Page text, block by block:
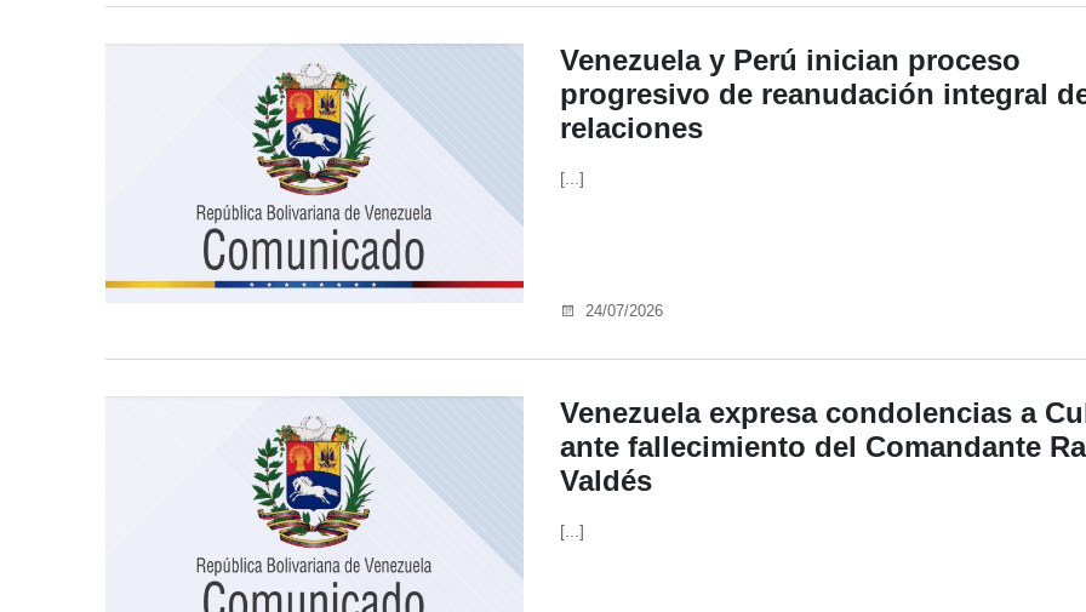
Venezuela y Perú inician proceso
progresivo de reanudación integral
relaciones
[...]
24/07/2026
Venezuela expresa condolencias a
ante fallecimiento del Comandante
Valdés
[...]